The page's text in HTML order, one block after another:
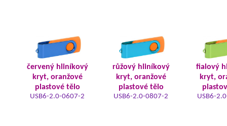
červený hliníkový
kryt, oranžové
plastové tělo
USB6-2.0-0607-2
růžový hliníkový
kryt, oranžové
plastové tělo
USB6-2.0-0807-2
fialový
kryt,
USB6-